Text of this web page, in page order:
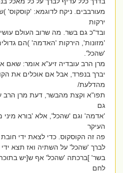
מעורבבים. ניקח לדוגמא: 'קוסקוס'
ירקות
ובד"כ גם בשר. מה שרוב העולם
'מזונות', הירקות 'האדמה' )הם
'שהכל'.
מרן הרב עובדיה זיע"א אומר: שאם
יברך בנפרד, אבל אם אוכלים את
מהדלעת/
תפו"א וקצת מהבשר, דעת מרן הרב
גם
'אדמה' וגם 'שהכל', אלא 'בורא מיני
העיקר
פה זה הקוסקוס. כדי לצאת ידי חובת
לברך 'שהכל' על השתיה ואז תצא ידי
בשר' ]ברכתה 'שהכל' אף ש[יש בתוכה
לחם